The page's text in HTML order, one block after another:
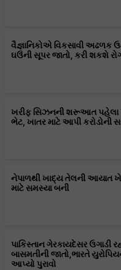
વૈજ્ઞાનિકોએ વિકસાવી અઢળક
ઘઉંની સૂપર જાતો, કરી શકશે
ખરીફ સિઝનની શરૂઆત પહેલા
ભેટ, ખાતર માટે આપી કરોડોની
નેપાળથી ખાદ્ય તેલની આયાત
માટે સમસ્યા બની
પાકિસ્તાન ગેરકાયદેસર ઉગાડી
બાસમતીની જાતો,ભારતે
આપ્યો પુરાવો